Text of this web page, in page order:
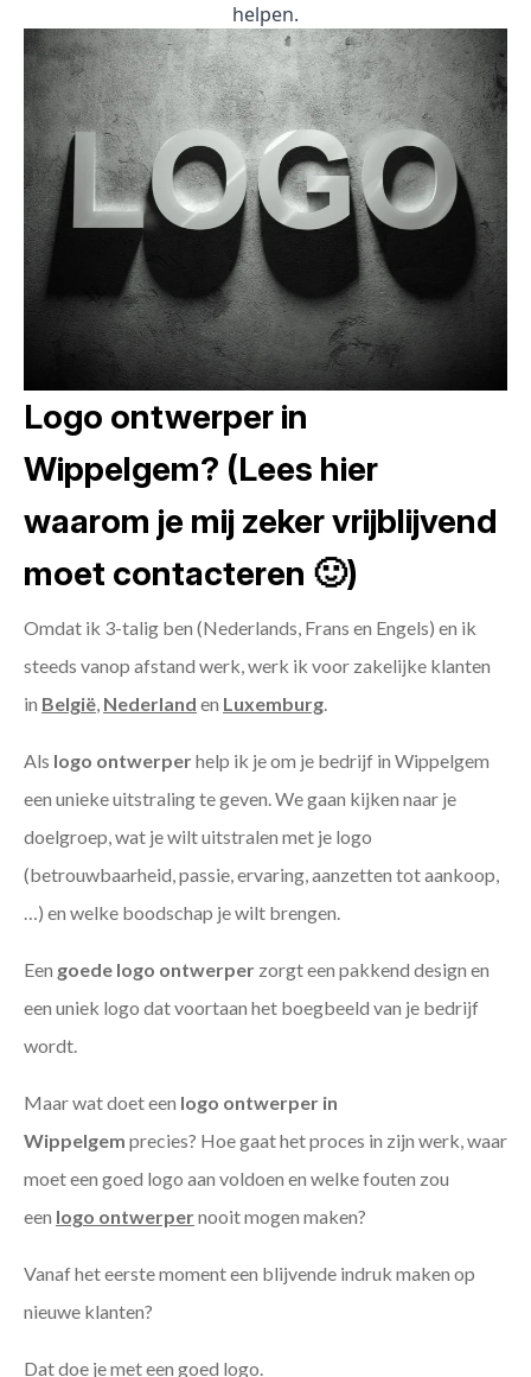
helpen.
Logo ontwerper in
Wippelgem? (Lees hier
waarom je mij zeker vrijblijvend
moet contacteren 🙂)
Omdat ik 3-talig ben (Nederlands, Frans en Engels) en ik
steeds vanop afstand werk, werk ik voor zakelijke klanten
in België, Nederland en Luxemburg.
Als logo ontwerperhelp ik je om je bedrijf in Wippelgem
een unieke uitstraling te geven. We gaan kijken naar je
doelgroep, wat je wilt uitstralen met je logo
(betrouwbaarheid, passie, ervaring, aanzetten tot aankoop,
…) en welke boodschap je wilt brengen.
Een goede logo ontwerper zorgt een pakkend design en
een uniek logo dat voortaan het boegbeeld van je bedrijf
wordt.
Maar wat doet een logo ontwerper in
Wippelgem precies? Hoe gaat het proces in zijn werk, waar
moet een goed logo aan voldoen en welke fouten zou
een logo ontwerpernooit mogen maken?
Vanaf het eerste moment een blijvende indruk maken op
nieuwe klanten?
Dat doe je met een goed logo.